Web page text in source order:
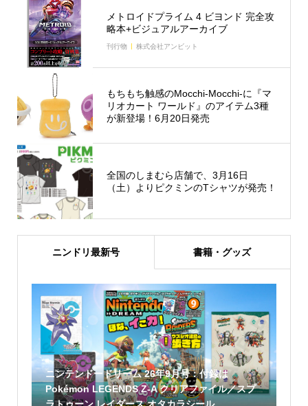
メトロイドプライム 4 ビヨンド 完全攻
略本+ビジュアルアーカイブ
刊行物 株式会社アンビット
もちもち触感のMocchi-Mocchi-に『マ
リオカート ワールド』のアイテム3種
が新登場！6月20日発売
全国のしまむら店舗で、3月16日
（土）よりピクミンのTシャツが発売！
ニンドリ最新号 書籍・グッズ
ニンテンドードリーム 26年9月号：付録は
Pokémon LEGENDS Z-A クリアファイル／スプ